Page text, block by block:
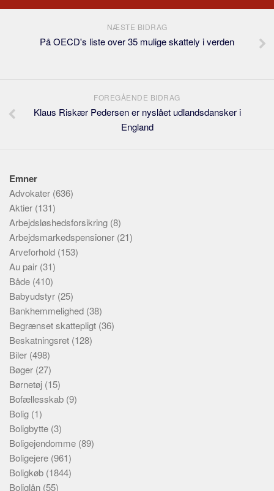
NÆSTE BIDRAG
På OECD's liste over 35 mulige skattely i verden
FOREGÅENDE BIDRAG
Klaus Riskær Pedersen er nyslået udlandsdansker i
England
Emner
Advokater (636)
Aktier (131)
Arbejdsløshedsforsikring (8)
Arbejdsmarkedspensioner (21)
Arveforhold (153)
Au pair (31)
Både (410)
Babyudstyr (25)
Bankhemmelighed (38)
Begrænset skattepligt (36)
Beskatningsret (128)
Biler (498)
Bøger (27)
Børnetøj (15)
Bofællesskab (9)
Bolig (1)
Boligbytte (3)
Boligejendomme (89)
Boligejere (961)
Boligkøb (1844)
Boliglån (55)